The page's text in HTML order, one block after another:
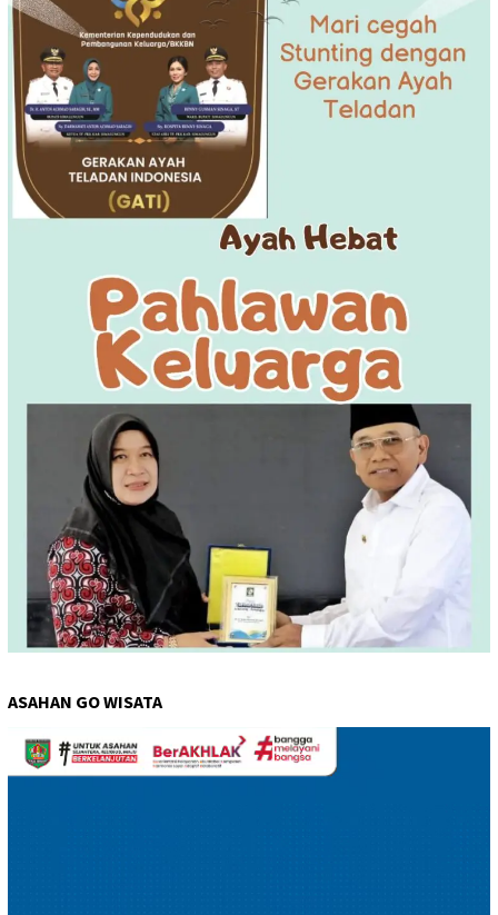
ASAHAN GO WISATA
Pemutar
Video